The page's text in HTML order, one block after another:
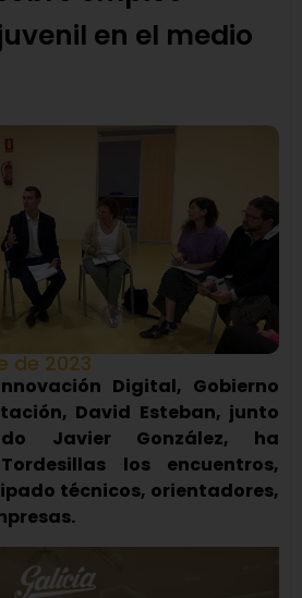
en el medio
de 2023
Digital, Gobierno
David Esteban, junto
Javier González, ha
los encuentros,
técnicos, orientadores,